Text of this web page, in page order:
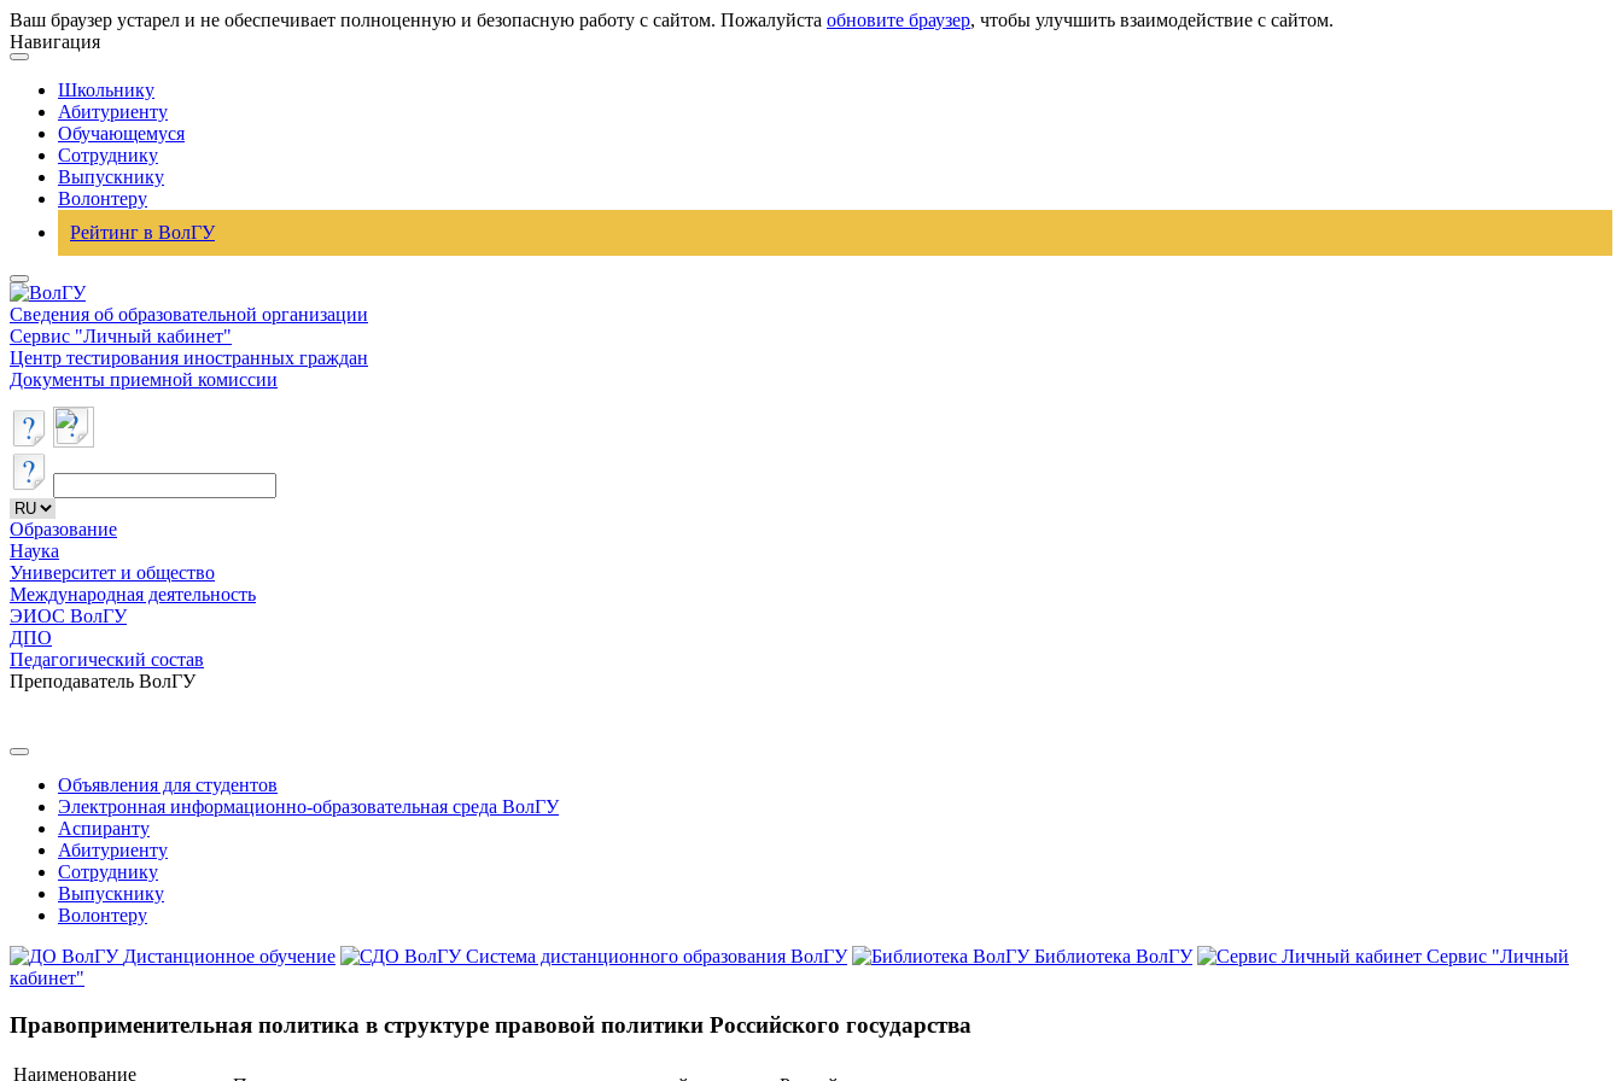
Ваш браузер устарел и не обеспечивает полноценную и безопасную работу с сайтом. Пожалуйста обновите браузер, чтобы улучшить взаимодействие с сайтом.
Навигация
Школьнику
Абитуриенту
Обучающемуся
Сотруднику
Выпускнику
Волонтеру
Рейтинг в ВолГУ
Сведения об образовательной организации
Сервис "Личный кабинет"
Центр тестирования иностранных граждан
Документы приемной комиссии
Образование
Наука
Университет и общество
Международная деятельность
ЭИОС ВолГУ
ДПО
Педагогический состав
Преподаватель ВолГУ
Объявления для студентов
Электронная информационно-образовательная среда ВолГУ
Аспиранту
Абитуриенту
Сотруднику
Выпускнику
Волонтеру
Дистанционное обучение
Система дистанционного образования ВолГУ Библиотека ВолГУ
Сервис "Личный
кабинет"
Правоприменительная политика в структуре правовой политики Российского государства
Наименование